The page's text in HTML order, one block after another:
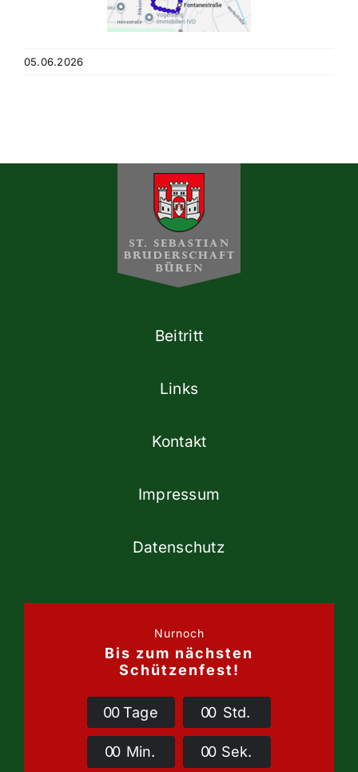
05.06.2026
Beitritt
Links
Kontakt
Impressum
Datenschutz
Nurnoch
Bis zum nächsten
Schützenfest!
00Tage 00 Std.
00 Min. 00 Sek.